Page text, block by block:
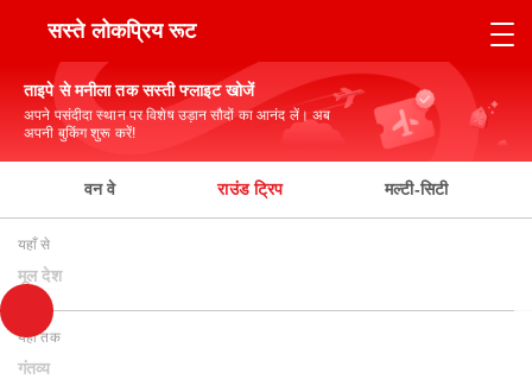
सस्ते लोकप्रिय रूट
ताइपे से मनीला तक सस्ती फ्लाइट खोजें
अपने पसंदीदा स्थान पर विशेष उड़ान सौदों का आनंद लें। अब
अपनी बुकिंग शुरू करें!
वन वे राउंड ट्रिप मल्टी-सिटी
यहाँ से
मूल देश
यहाँ तक
गंतव्य